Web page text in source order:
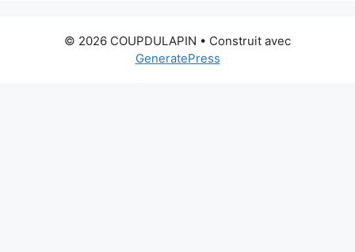
© 2026 COUPDULAPIN • Construit avec
GeneratePress